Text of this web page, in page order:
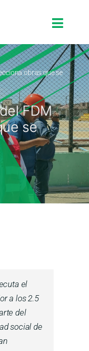
obras que se
FDM
se
el
a los 2.5
del
social de